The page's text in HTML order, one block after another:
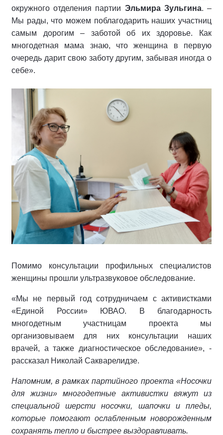
окружного отделения партии Эльмира Зульгина. –
Мы рады, что можем поблагодарить наших участниц
самым дорогим – заботой об их здоровье. Как
многодетная мама знаю, что женщина в первую
очередь дарит свою заботу другим, забывая иногда о
себе».
Помимо консультации профильных специалистов
женщины прошли ультразвуковое обследование.
«Мы не первый год сотрудничаем с активистками
«Единой России» ЮВАО. В благодарность
многодетным участницам проекта мы
организовываем для них консультации наших
врачей, а также диагностическое обследование», -
рассказал Николай Сакварелидзе.
Напомним, в рамках партийного проекта «Носочки
для жизни» многодетные активистки вяжут из
специальной шерсти носочки, шапочки и пледы,
которые помогают ослабленным новорожденным
сохранять тепло и быстрее выздоравливать.